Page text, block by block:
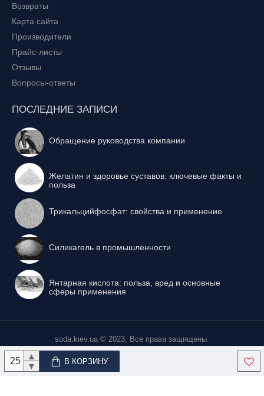
▲
▼
В КОРЗИНУ
Возвраты
Карта сайта
Производители
Прайс-листы
Отзывы
Вопросы-ответы
ПОСЛЕДНИЕ ЗАПИСИ
Обращение руководства компании
Желатин и здоровье суставов: ключевые факты и
польза
Трикальцийфосфат: свойства и применение
Силикагель в промышленности
Янтарная кислота: польза, вред и основные
сферы применения
soda.kiev.ua © 2023, Все права защищены.